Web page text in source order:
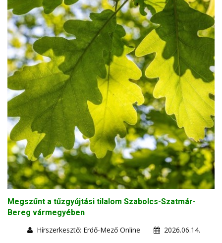
Megszűnt a tűzgyújtási tilalom Szabolcs-Szatmár-
Bereg vármegyében
Hírszerkesztő: Erdő-Mező Online
2026.06.14.